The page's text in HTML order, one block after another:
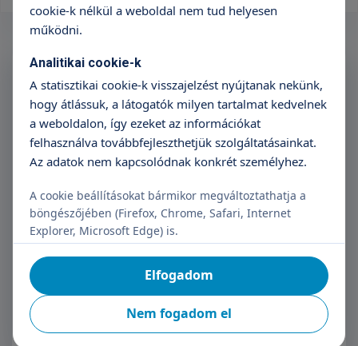
Feliratkozás a Triton
Hírlevélre
Név
E-mail cím
Feliratkozás
kezelje a személyes adataimat.
cookie-k nélkül a weboldal nem tud helyesen
működni.
Analitikai cookie-k
A statisztikai cookie-k visszajelzést nyújtanak nekünk,
hogy átlássuk, a látogatók milyen tartalmat kedvelnek
a weboldalon, így ezeket az információkat
felhasználva továbbfejleszthetjük szolgáltatásainkat.
Az adatok nem kapcsolódnak konkrét személyhez.
A cookie beállításokat bármikor megváltoztathatja a
böngészőjében (Firefox, Chrome, Safari, Internet
Explorer, Microsoft Edge) is.
Nem fogadom el
Elfogadom